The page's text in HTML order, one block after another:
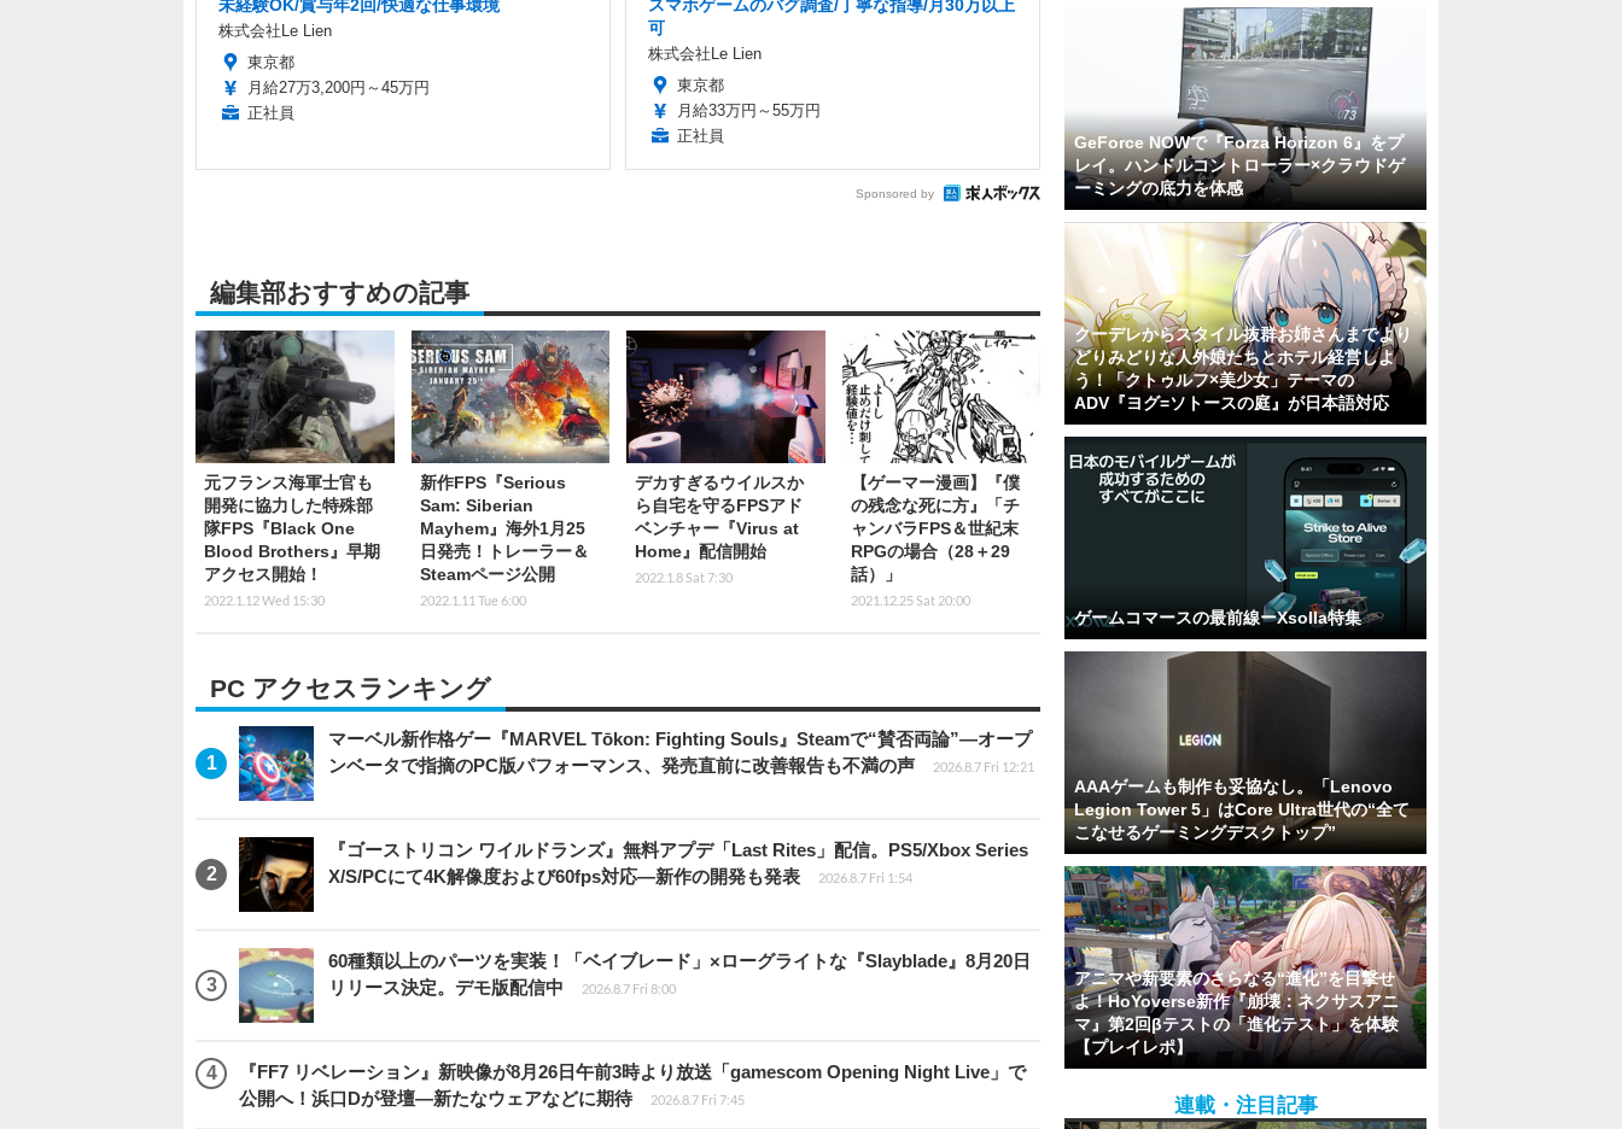
未経験OK/賞与年2回/快適な仕事環境
株式会社Le Lien
東京都
月給27万3,200円～45万円
正社員
スマホゲームのバグ調査/丁寧な指導/月30万以上
可
株式会社Le Lien
東京都
月給33万円～55万円
正社員
Sponsored by
編集部おすすめの記事
元フランス海軍士官も
開発に協力した特殊部
隊FPS『Black One
Blood Brothers』早期
アクセス開始！
2022.1.12 Wed 15:30
新作FPS『Serious
Sam: Siberian
Mayhem』海外1月25
日発売！トレーラー＆
Steamページ公開
2022.1.11 Tue 6:00
デカすぎるウイルスか
ら自宅を守るFPSアド
ベンチャー『Virus at
Home』配信開始
2022.1.8 Sat 7:30
【ゲーマー漫画】『僕
の残念な死に方』「チ
ャンバラFPS＆世紀末
RPGの場合（28＋29
話）」
2021.12.25 Sat 20:00
PC アクセスランキング
マーベル新作格ゲー『MARVEL Tōkon: Fighting Souls』Steamで“賛否両論”―オープ
ンベータで指摘のPC版パフォーマンス、発売直前に改善報告も不満の声
2026.8.7 Fri 12:21
『ゴーストリコン ワイルドランズ』無料アプデ「Last Rites」配信。PS5/Xbox Series
X/S/PCにて4K解像度および60fps対応―新作の開発も発表
2026.8.7 Fri 1:54
60種類以上のパーツを実装！「ベイブレード」×ローグライトな『Slayblade』8月20日
リリース決定。デモ版配信中
2026.8.7 Fri 8:00
『FF7 リベレーション』新映像が8月26日午前3時より放送「gamescom Opening Night Live」で
公開へ！浜口Dが登壇―新たなウェアなどに期待
2026.8.7 Fri 7:45
GeForce NOWで『Forza Horizon 6』をプ
レイ。ハンドルコントローラー×クラウドゲ
ーミングの底力を体感
クーデレからスタイル抜群お姉さんまでより
どりみどりな人外娘たちとホテル経営しよ
う！「クトゥルフ×美少女」テーマの
ADV『ヨグ=ソトースの庭』が日本語対応
ゲームコマースの最前線ーXsolla特集
AAAゲームも制作も妥協なし。「Lenovo
Legion Tower 5」はCore Ultra世代の“全て
こなせるゲーミングデスクトップ”
アニマや新要素のさらなる“進化”を目撃せ
よ！HoYoverse新作『崩壊：ネクサスアニ
マ』第2回βテストの「進化テスト」を体験
【プレイレポ】
連載・注目記事